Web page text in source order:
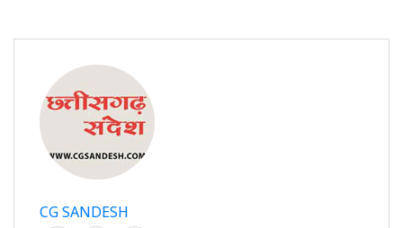
CG SANDESH